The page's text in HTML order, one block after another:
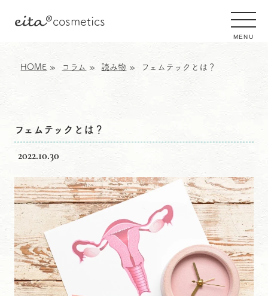
eita®cosmetics
MENU
HOME コラム 読み物 フェムテックとは？
フェムテックとは？
2022.10.30
フェムテックとは？